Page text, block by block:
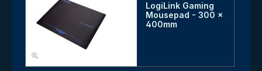
LogiLink Gaming
Mousepad - 300 x
400mm